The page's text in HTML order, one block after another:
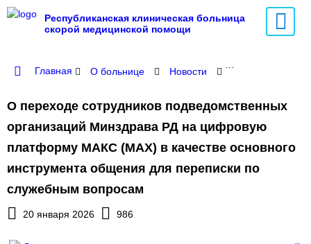
Республиканская клиническая больница
скорой медицинской помощи
Главная О больнице Новости О переходе
О переходе сотрудников подведомственных
организаций Минздрава РД на цифровую
платформу МАКС (МАХ) в качестве основного
инструмента общения для переписки по
служебным вопросам
20 января 2026 986